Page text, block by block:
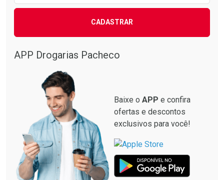
CADASTRAR
APP Drogarias Pacheco
Baixe o APP e confira
ofertas e descontos
exclusivos para você!